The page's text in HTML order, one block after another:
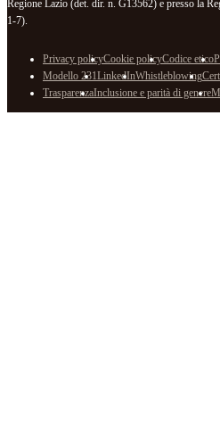
Regione Lazio (det. dir. n. G13562) e presso la
1-7).
Privacy policyCookie policyCodice etico
Modello 231LinkedInWhistleblowing
TrasparenzaInclusione e parità di genere